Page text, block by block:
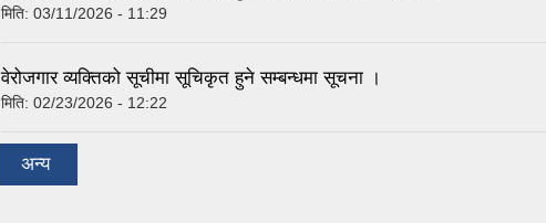
मिति: 03/11/2026 - 11:29
वेरोजगार व्यक्तिको सूचीमा सूचिकृत हुने सम्बन्धमा सूचना ।
मिति: 02/23/2026 - 12:22
अन्य